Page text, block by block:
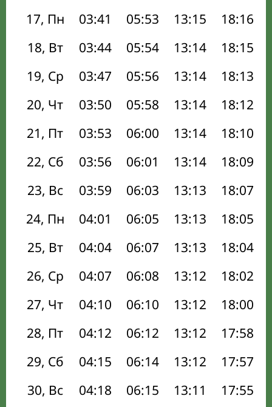
17, Пн
03:41 05:53 13:15 18:16
18, Вт
03:44 05:54 13:14 18:15
19, Ср
03:47 05:56 13:14 18:13
20, Чт
03:50 05:58 13:14 18:12
21, Пт
03:53 06:00 13:14 18:10
22, Сб
03:56 06:01 13:14 18:09
23, Вс
03:59 06:03 13:13 18:07
24, Пн
04:01 06:05 13:13 18:05
25, Вт
04:04 06:07 13:13 18:04
26, Ср
04:07 06:08 13:12 18:02
27, Чт
04:10 06:10 13:12 18:00
28, Пт
04:12 06:12 13:12 17:58
29, Сб
04:15 06:14 13:12 17:57
30, Вс
04:18 06:15 13:11 17:55